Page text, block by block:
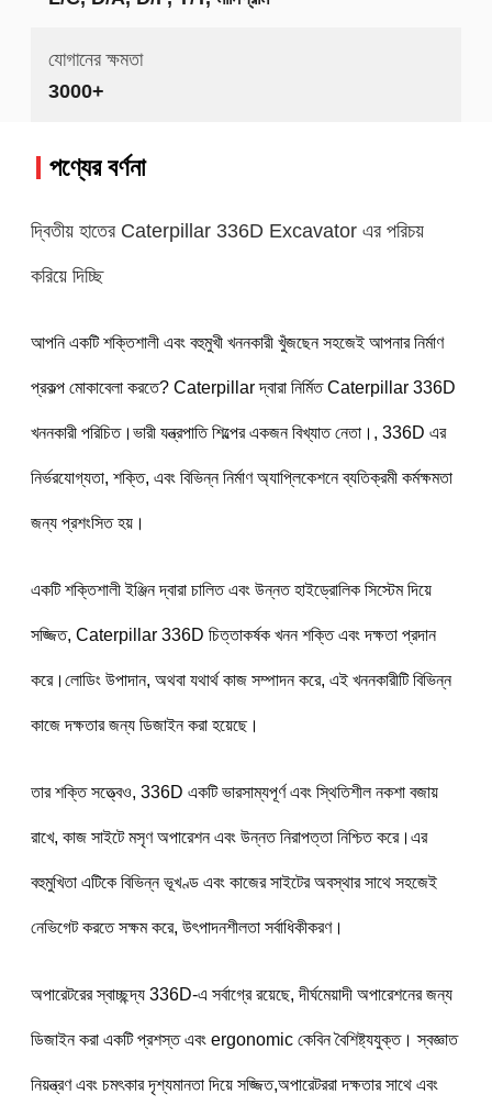
যোগানের ক্ষমতা
3000+
পণ্যের বর্ণনা
দ্বিতীয় হাতের Caterpillar 336D Excavator এর পরিচয়
করিয়ে দিচ্ছি
আপনি একটি শক্তিশালী এবং বহুমুখী খননকারী খুঁজছেন সহজেই আপনার নির্মাণ
প্রকল্প মোকাবেলা করতে? Caterpillar দ্বারা নির্মিত Caterpillar 336D
খননকারী পরিচিত।ভারী যন্ত্রপাতি শিল্পের একজন বিখ্যাত নেতা।, 336D এর
নির্ভরযোগ্যতা, শক্তি, এবং বিভিন্ন নির্মাণ অ্যাপ্লিকেশনে ব্যতিক্রমী কর্মক্ষমতা
জন্য প্রশংসিত হয়।
একটি শক্তিশালী ইঞ্জিন দ্বারা চালিত এবং উন্নত হাইড্রোলিক সিস্টেম দিয়ে
সজ্জিত, Caterpillar 336D চিত্তাকর্ষক খনন শক্তি এবং দক্ষতা প্রদান
করে।লোডিং উপাদান, অথবা যথার্থ কাজ সম্পাদন করে, এই খননকারীটি বিভিন্ন
কাজে দক্ষতার জন্য ডিজাইন করা হয়েছে।
তার শক্তি সত্ত্বেও, 336D একটি ভারসাম্যপূর্ণ এবং স্থিতিশীল নকশা বজায়
রাখে, কাজ সাইটে মসৃণ অপারেশন এবং উন্নত নিরাপত্তা নিশ্চিত করে।এর
বহুমুখিতা এটিকে বিভিন্ন ভূখণ্ড এবং কাজের সাইটের অবস্থার সাথে সহজেই
নেভিগেট করতে সক্ষম করে, উৎপাদনশীলতা সর্বাধিকীকরণ।
অপারেটরের স্বাচ্ছন্দ্য 336D-এ সর্বাগ্রে রয়েছে, দীর্ঘমেয়াদী অপারেশনের জন্য
ডিজাইন করা একটি প্রশস্ত এবং ergonomic কেবিন বৈশিষ্ট্যযুক্ত। স্বজ্ঞাত
নিয়ন্ত্রণ এবং চমৎকার দৃশ্যমানতা দিয়ে সজ্জিত,অপারেটররা দক্ষতার সাথে এবং